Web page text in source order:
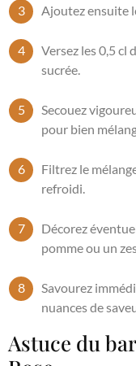
Ajoutez ensuite
Versez les 0,5 cl
sucrée.
Secouez
pour bien
Filtrez le
refroidi.
Décorez
pomme ou un
Savourez
nuances de
Astuce du